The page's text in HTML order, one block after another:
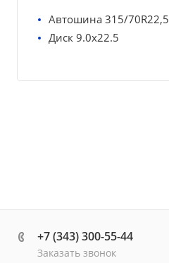
Автошина 315/70R22,5
Диск 9.0x22.5
+7 (343) 300-55-44
Заказать звонок